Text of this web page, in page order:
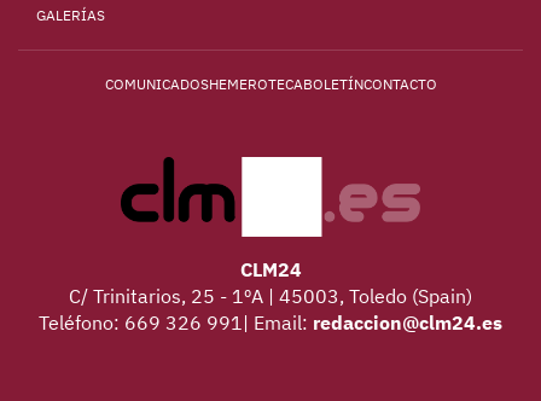
GALERÍAS
COMUNICADOSHEMEROTECABOLETÍNCONTACTO
CLM24
C/ Trinitarios, 25 - 1ºA | 45003, Toledo (Spain)
Teléfono: 669 326 991| Email: redaccion@clm24.es